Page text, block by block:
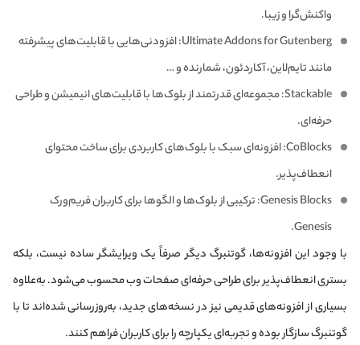
واکنش‌گرا و زیبا.
Ultimate Addons for Gutenberg: افزودنی‌هایی با قابلیت‌های پیشرفته
مانند تایم‌لاین، آکاردئون، شمارنده و …
Stackable: مجموعه‌ای قدرتمند از بلوک‌ها با قابلیت‌های انیمیشن و طراحی
حرفه‌ای.
CoBlocks: افزونه‌ای سبک با بلوک‌های کاربردی برای ساخت محتوای
انعطاف‌پذیر.
Genesis Blocks: ترکیبی از بلوک‌ها و الگوها برای کاربران فریم‌ورک
Genesis.
با وجود این افزونه‌ها، گوتنبرگ دیگر صرفاً یک ویرایشگر ساده نیست، بلکه
بستری انعطاف‌پذیر برای طراحی حرفه‌ای صفحات وب محسوب می‌شود. به‌علاوه
بسیاری از افزونه‌های قدیمی نیز در نسخه‌های جدید، به‌روزرسانی شده‌اند تا با
گوتنبرگ سازگار بوده و تجربه‌ای یکپارچه را برای کاربران فراهم کنند.